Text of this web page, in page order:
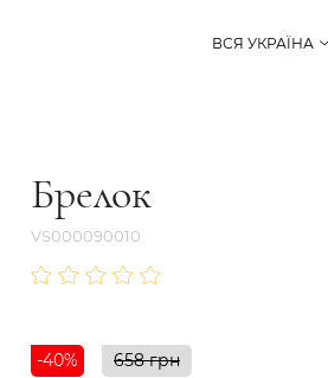
ВСЯ УКРАЇНА
Брелок
VS000090010
-40%
658 грн